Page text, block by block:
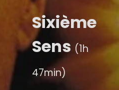
Sixième
Sens (1h
47min)